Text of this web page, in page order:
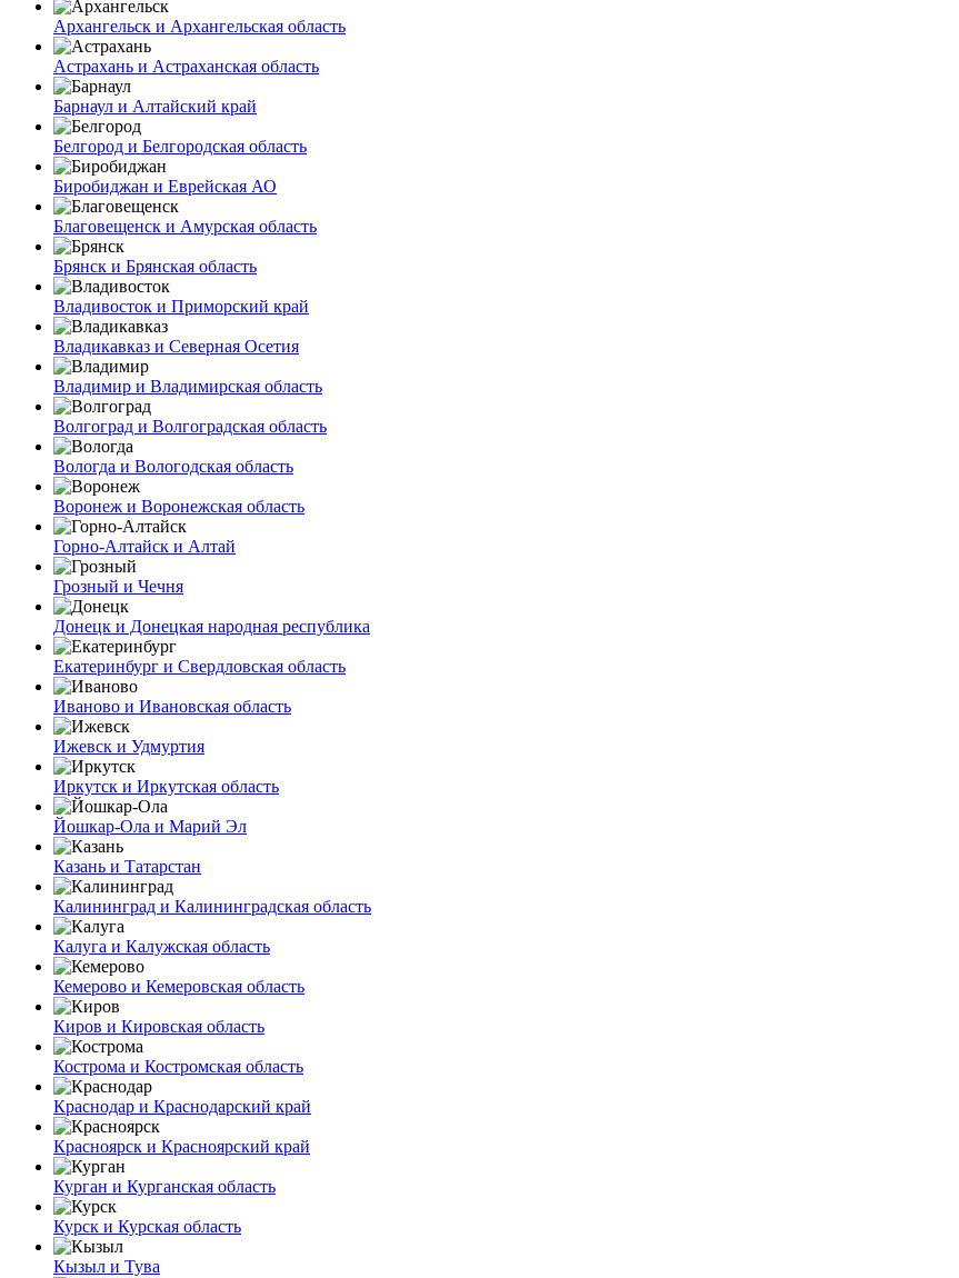
Архангельск и Архангельская область
Астрахань и Астраханская область
Барнаул и Алтайский край
Белгород и Белгородская область
Биробиджан и Еврейская АО
Благовещенск и Амурская область
Брянск и Брянская область
Владивосток и Приморский край
Владикавказ и Северная Осетия
Владимир и Владимирская область
Волгоград и Волгоградская область
Вологда и Вологодская область
Воронеж и Воронежская область
Горно-Алтайск и Алтай
Грозный и Чечня
Донецк и Донецкая народная республика
Екатеринбург и Свердловская область
Иваново и Ивановская область
Ижевск и Удмуртия
Иркутск и Иркутская область
Йошкар-Ола и Марий Эл
Казань и Татарстан
Калининград и Калининградская область
Калуга и Калужская область
Кемерово и Кемеровская область
Киров и Кировская область
Кострома и Костромская область
Краснодар и Краснодарский край
Красноярск и Красноярский край
Курган и Курганская область
Курск и Курская область
Кызыл и Тува